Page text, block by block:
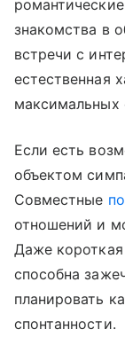
знакомства в
встречи с
естественная
максимальных
Если есть
объектом
Совместные
отношений и
Даже
способна
планировать
спонтанности.